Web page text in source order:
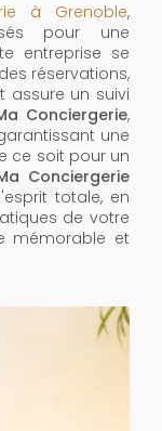
à Grenoble,
pour une
entreprise se
réservations,
assure un suivi
Conciergerie,
une
ce soit pour un
Conciergerie
totale, en
de votre
mémorable et